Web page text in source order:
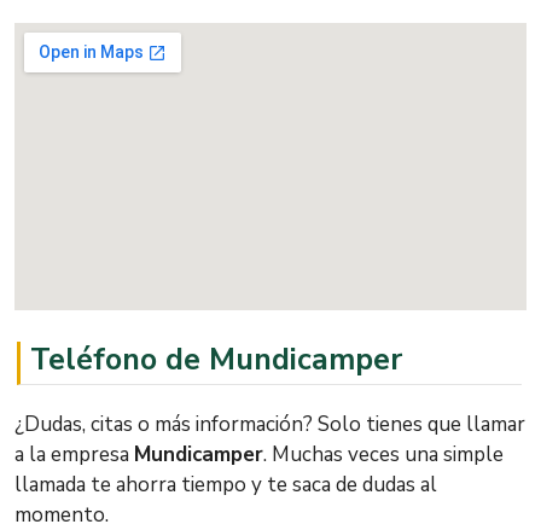
Teléfono de Mundicamper
¿Dudas, citas o más información? Solo tienes que llamar
a la empresa Mundicamper. Muchas veces una simple
llamada te ahorra tiempo y te saca de dudas al
momento.